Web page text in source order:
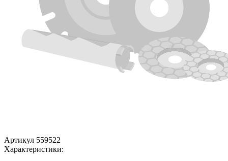
Артикул 559522
Характеристики: